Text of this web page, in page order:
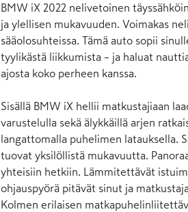
BMW iX 2022 nelivetoinen
ja ylellisen mukavuuden. Voimakas
sääolosuhteissa. Tämä auto sopii
tyylikästä liikkumista – ja haluat
ajosta koko perheen kanssa.
Sisällä BMW iX hellii matkustajiaan
varustelulla sekä älykkäillä arjen
langattomalla puhelimen latauksella.
tuovat yksilöllistä mukavuutta.
yhteisiin hetkiin. Lämmitettävät
ohjauspyörä pitävät sinut ja
Kolmen erilaisen